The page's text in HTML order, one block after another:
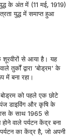
के अंत में (11 मई, 1919)
युद्ध में समाप्त हुआ
शूरवीरों से आया है। यह
तुर्कों द्वारा 'बोड्रम' के
में बना रहा।
को पहले एक छोटे
डाइविंग और कृषि के
के साथ 1965 से
वाले पर्यटन केंद्र बना
का केंद्र है, जो अपनी